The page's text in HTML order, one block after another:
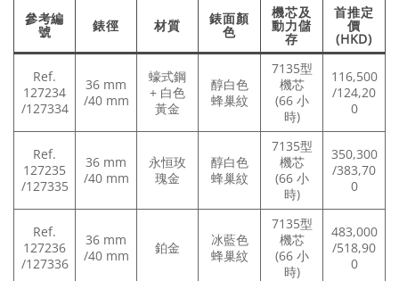
參考編
號 錶徑 材質 錶面顏
色
機芯及
動力儲
存
首推定
價
(HKD)
Ref.
127234
/127334
36 mm
/40 mm
蠔式鋼
+ 白色
黃金
醇白色
蜂巢紋
7135型
機芯
(66 小
時)
116,500
/124,20
0
Ref.
127235
/127335
36 mm
/40 mm
永恒玫
瑰金
醇白色
蜂巢紋
7135型
機芯
(66 小
時)
350,300
/383,70
0
Ref.
127236
/127336
36 mm
/40 mm
鉑金
冰藍色
蜂巢紋
7135型
機芯
(66 小
時)
483,000
/518,90
0